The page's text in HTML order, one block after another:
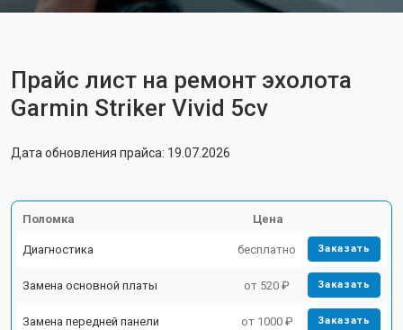
Прайс лист на ремонт эхолота
Garmin Striker Vivid 5cv
Дата обновления прайса: 19.07.2026
Поломка Цена
Диагностика бесплатно Заказать
Замена основной платы от 520 ₽ Заказать
Замена передней панели от 1000 ₽ Заказать